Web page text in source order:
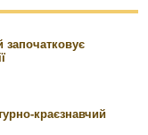
започатковує
краєзнавчий